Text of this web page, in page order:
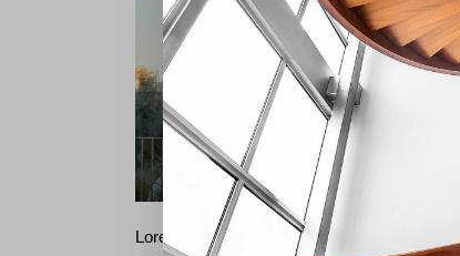
Lorem ipsum dolor sit amet, consetetur